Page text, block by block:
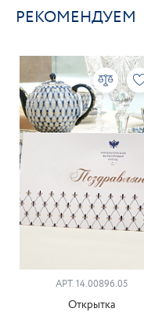
РЕКОМЕНДУЕМ
АРТ. 14.00896.05
Открытка